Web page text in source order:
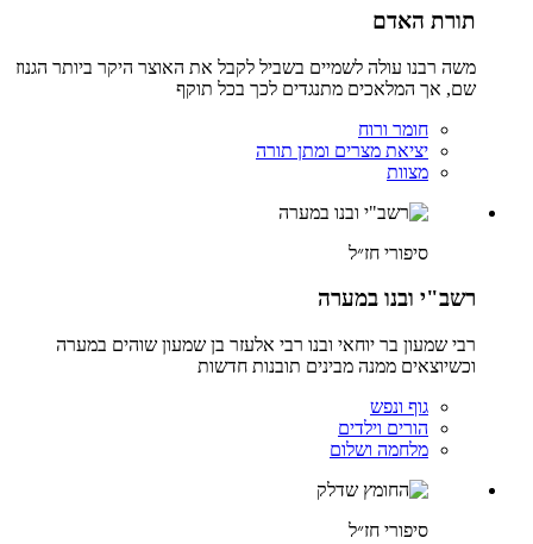
תורת האדם
משה רבנו עולה לשמיים בשביל לקבל את האוצר היקר ביותר הגנוז
שם, אך המלאכים מתנגדים לכך בכל תוקף
חומר ורוח
יציאת מצרים ומתן תורה
מצוות
סיפורי חז״ל
רשב"י ובנו במערה
רבי שמעון בר יוחאי ובנו רבי אלעזר בן שמעון שוהים במערה
וכשיוצאים ממנה מבינים תובנות חדשות
גוף ונפש
הורים וילדים
מלחמה ושלום
סיפורי חז״ל